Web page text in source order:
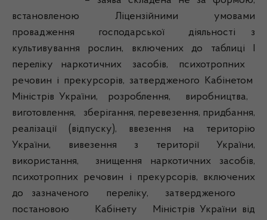
встановленою Ліцензійними умовами
провадження господарської діяльності з
культивування рослин, включених до таблиці I
переліку наркотичних засобів, психотропних
речовин і прекурсорів, затвердженого Кабінетом
Міністрів України, розроблення, виробництва,
виготовлення, зберігання, перевезення, придбання,
реалізації (відпуску), ввезення на територію
України, вивезення з території України,
використання, знищення наркотичних засобів,
психотропних речовин і прекурсорів, включених
до зазначеного переліку, затвердженого
постановою Кабінету Міністрів України від